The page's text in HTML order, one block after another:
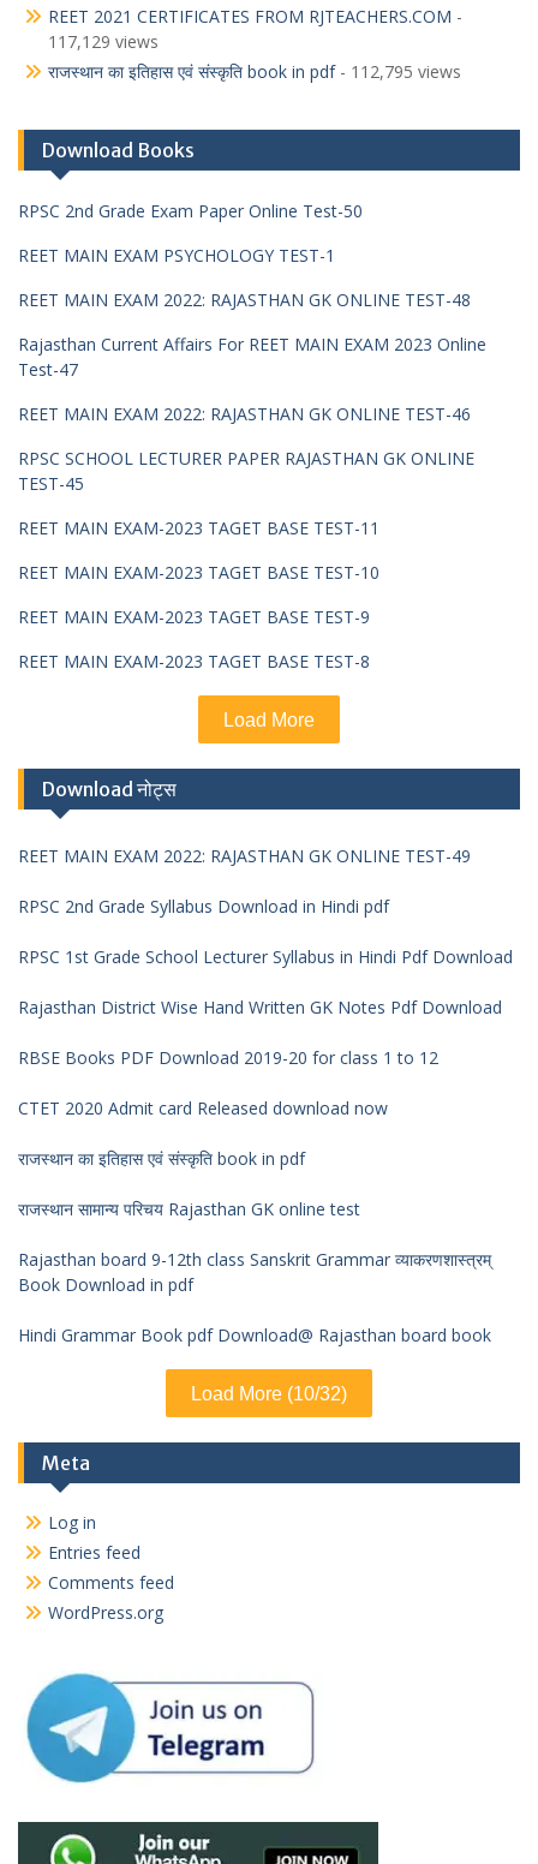
REET 2021 CERTIFICATES FROM RJTEACHERS.COM -
117,129 views
राजस्थान का इतिहास एवं संस्कृति book in pdf- 112,795 views
Download Books
RPSC 2nd Grade Exam Paper Online Test-50
REET MAIN EXAM PSYCHOLOGY TEST-1
REET MAIN EXAM 2022: RAJASTHAN GK ONLINE TEST-48
Rajasthan Current Affairs For REET MAIN EXAM 2023 Online
Test-47
REET MAIN EXAM 2022: RAJASTHAN GK ONLINE TEST-46
RPSC SCHOOL LECTURER PAPER RAJASTHAN GK ONLINE
TEST-45
REET MAIN EXAM-2023 TAGET BASE TEST-11
REET MAIN EXAM-2023 TAGET BASE TEST-10
REET MAIN EXAM-2023 TAGET BASE TEST-9
REET MAIN EXAM-2023 TAGET BASE TEST-8
Load More
Download नोट्स
REET MAIN EXAM 2022: RAJASTHAN GK ONLINE TEST-49
RPSC 2nd Grade Syllabus Download in Hindi pdf
RPSC 1st Grade School Lecturer Syllabus in Hindi Pdf Download
Rajasthan District Wise Hand Written GK Notes Pdf Download
RBSE Books PDF Download 2019-20 for class 1 to 12
CTET 2020 Admit card Released download now
राजस्थान का इतिहास एवं संस्कृति book in pdf
राजस्थान सामान्य परिचय Rajasthan GK online test
Rajasthan board 9-12th class Sanskrit Grammar व्याकरणशास्त्रम्
Book Download in pdf
Hindi Grammar Book pdf Download@ Rajasthan board book
Load More (10/32)
Meta
Log in
Entries feed
Comments feed
WordPress.org